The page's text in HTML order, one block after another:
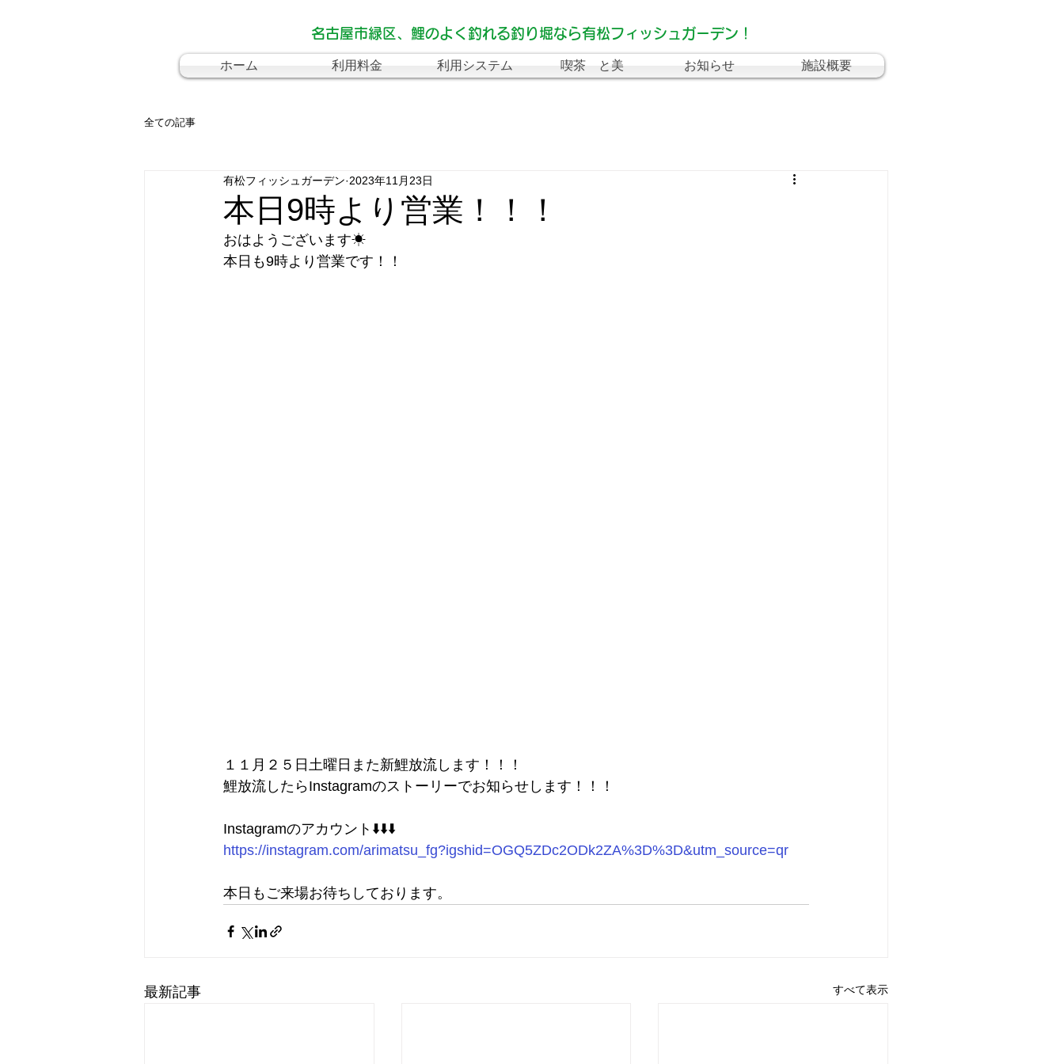
名古屋市緑区、鯉のよく釣れる釣り堀なら有松フィッシュガーデン！
ホーム 利用料金 利用システム 喫茶 と美 お知らせ 施設概要
全ての記事
本日9時より営業！！！
有松フィッシュガーデン 2023年11月23日
おはようございます☀
本日も9時より営業です！！
１１月２５日土曜日また新鯉放流します！！！
鯉放流したらInstagramのストーリーでお知らせします！！！
Instagramのアカウント⬇️⬇️⬇️
https://instagram.com/arimatsu_fg?igshid=OGQ5ZDc2ODk2ZA%3D%3D&utm_source=qr
本日もご来場お待ちしております。
最新記事 すべて表示